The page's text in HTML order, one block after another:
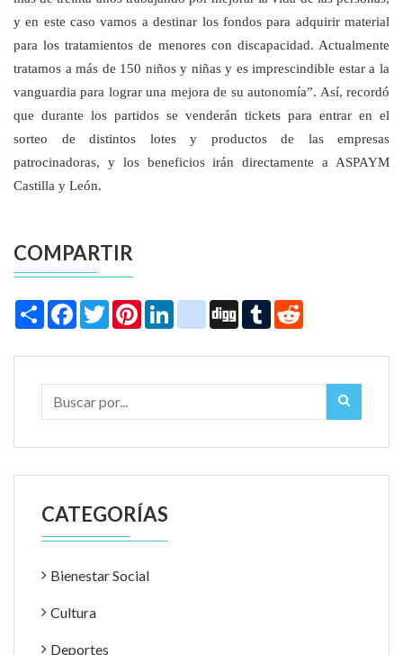
y en este caso vamos a destinar los fondos para adquirir material
para los tratamientos de menores con discapacidad. Actualmente
tratamos a más de 150 niños y niñas y es imprescindible estar a la
vanguardia para lograr una mejora de su autonomía”. Así, recordó
que durante los partidos se venderán tickets para entrar en el
sorteo de distintos lotes y productos de las empresas
patrocinadoras, y los beneficios irán directamente a ASPAYM
Castilla y León.
COMPARTIR
Share Facebook
TwitterPinterestLinkedIninstagram
Digg Tumblr
CATEGORÍAS
Bienestar Social
Cultura
Deportes